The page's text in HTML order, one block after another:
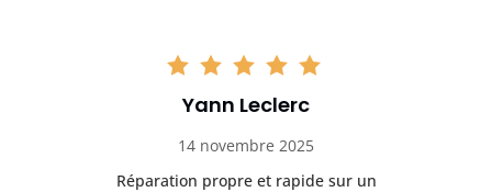
Yann Leclerc
14 novembre 2025
Réparation propre et rapide sur un